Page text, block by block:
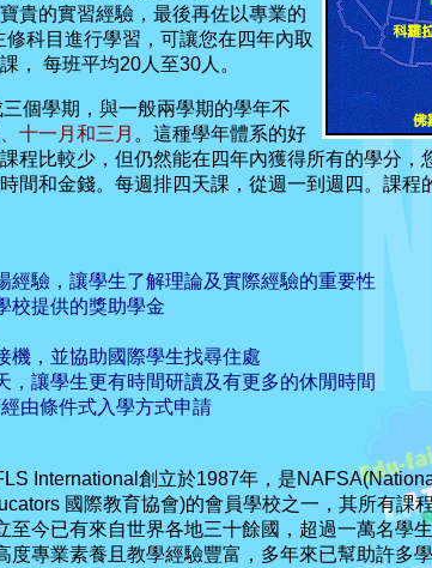
貴的實習經驗，最後再佐以專業的
科目進行學習，可讓您在四年內取
， 每班平均20人至30人。
個學期，與一般兩學期的學年不
十一月和三月 。這種學年體系的好
程比較少，但仍然能在四年內獲得所有的學分，
間和金錢。每週排四天課，從週一到週四。課程
經驗，讓學生了解理論及實際經驗的重要性
校提供的獎助學金
機，並協助國際學生找尋住處
，讓學生更有時間研讀及有更多的休閒時間
由條件式入學方式申請
International創立於1987年，是
國際教育協會)的會員學校之一，其所有課
至今已有來自世界各地三十餘國，超過一萬名學
度專業素養且教學經驗豐富，多年來已幫助許多